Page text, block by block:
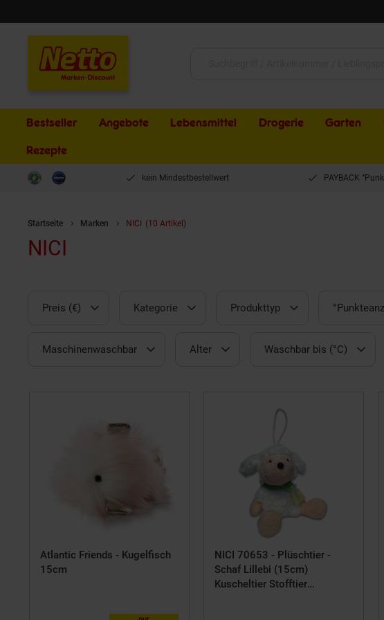
Bestseller Angebote Lebensmittel Drogerie Garten
Rezepte
kein Mindestbestellwert PAYBACK
Startseite Marken NICI (10 Artikel)
NICI
Preis (€) Kategorie Produkttyp
Maschinenwaschbar Alter Waschbar bis (°C)
Atlantic Friends - Kugelfisch
15cm
NICI 70653 - Plüschtier -
Schaf Lillebi (15cm)
Kuscheltier Stofftier